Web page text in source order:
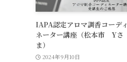
IAPA認定アロマ調香コーディ
ネーター講座（松本市 Yさ
ま）
2024年9月10日